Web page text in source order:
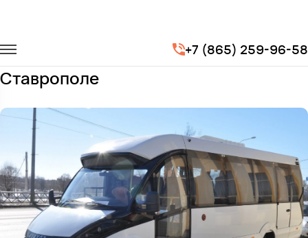
+7 (865) 259-96-58
Iveco Foxbus
Заказать Iveco Foxbus с водителем в
Ставрополе